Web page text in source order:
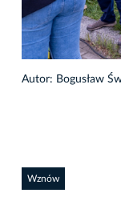
Autor: Bogusław
Wznów